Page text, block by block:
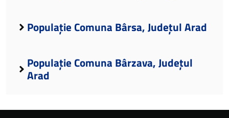
Populație Comuna Bârsa, Județul Arad
Populație Comuna Bârzava, Județul
Arad